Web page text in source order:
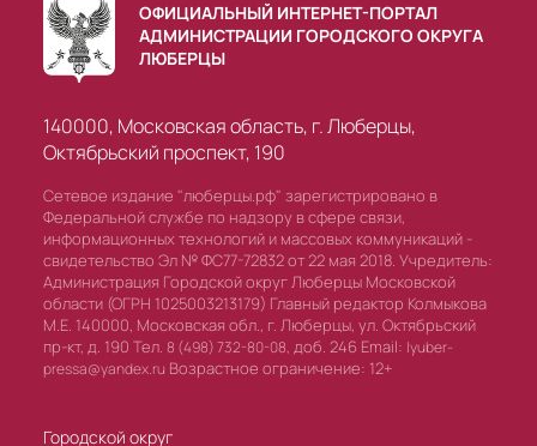
ОФИЦИАЛЬНЫЙ ИНТЕРНЕТ-ПОРТАЛ
АДМИНИСТРАЦИИ ГОРОДСКОГО ОКРУГА
ЛЮБЕРЦЫ
140000, Московская область, г. Люберцы,
Октябрьский проспект, 190
Сетевое издание "люберцы.рф" зарегистрировано в
Федеральной службе по надзору в сфере связи,
информационных технологий и массовых коммуникаций -
свидетельство Эл № ФС77-72832 от 22 мая 2018. Учредитель:
Администрация Городской округ Люберцы Московской
области (ОГРН 1025003213179) Главный редактор Колмыкова
М.Е. 140000, Московская обл., г. Люберцы, ул. Октябрьский
пр-кт, д. 190 Тел. 8 (498) 732-80-08, доб. 246 Email: lyuber-
pressa@yandex.ru Возрастное ограничение: 12+
Городской округ